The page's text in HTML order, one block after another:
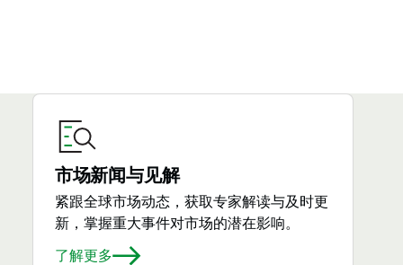
市场新闻与见解
紧跟全球市场动态，获取专家解读与及时更
新，掌握重大事件对市场的潜在影响。
了解更多